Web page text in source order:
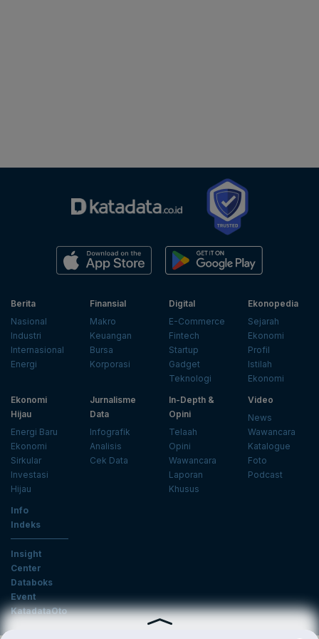
Berita
Nasional
Industri
Internasional
Energi
Finansial
Makro
Keuangan
Bursa
Korporasi
Digital
E-Commerce
Fintech
Startup
Gadget
Teknologi
Ekonopedia
Sejarah
Ekonomi
Profil
Istilah
Ekonomi
Ekonomi
Hijau
Energi Baru
Ekonomi
Sirkular
Investasi
Hijau
Jurnalisme
Data
Infografik
Analisis
Cek Data
In-Depth &
Opini
Telaah
Opini
Wawancara
Laporan
Khusus
Video
News
Wawancara
Katalogue
Foto
Podcast
Info
Indeks
Insight
Center
Databoks
Event
KatadataOto